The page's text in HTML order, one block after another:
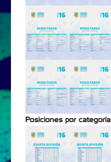
Posiciones por categoría